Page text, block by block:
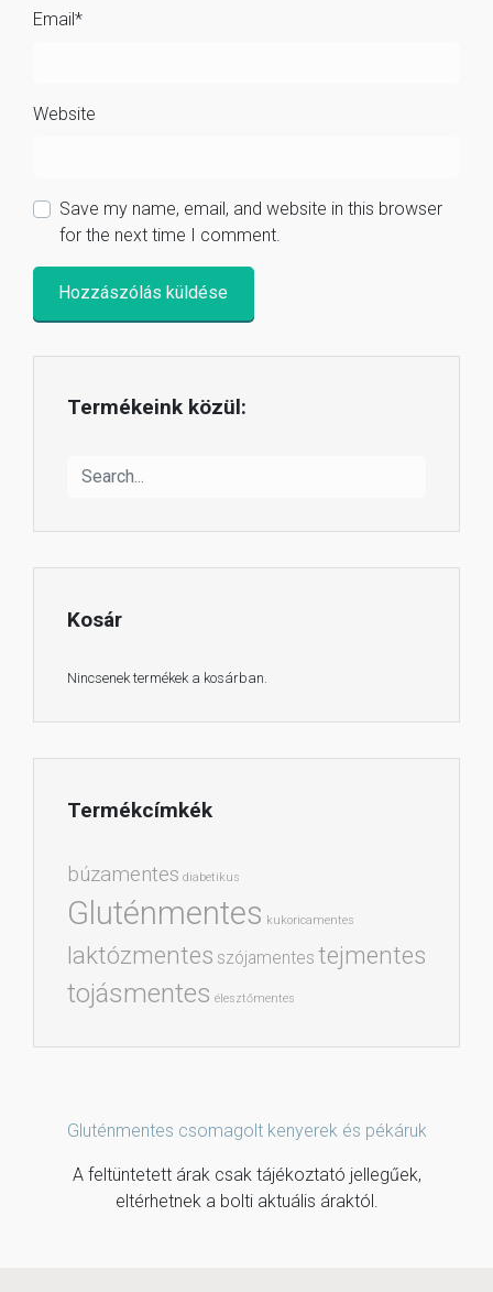
Email*
Website
Save my name, email, and website in this browser
for the next time I comment.
Termékeink közül:
Kosár
Nincsenek termékek a kosárban.
Termékcímkék
búzamentes diabetikus
Gluténmentes kukoricamentes
laktózmentes szójamentes tejmentes
tojásmentes élesztőmentes
Gluténmentes csomagolt kenyerek és pékáruk
A feltüntetett árak csak tájékoztató jellegűek,
eltérhetnek a bolti aktuális áraktól.